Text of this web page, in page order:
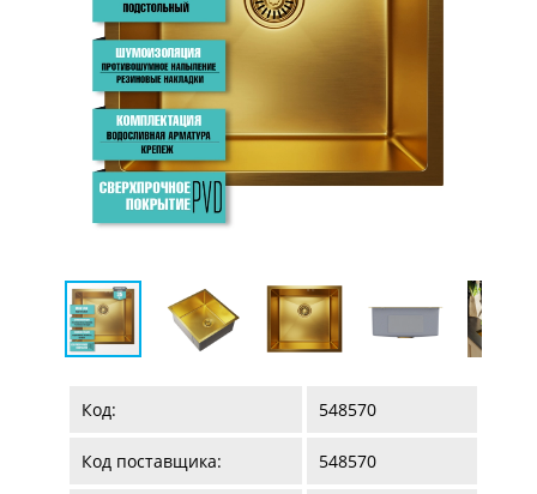
Код: 548570
Код поставщика: 548570